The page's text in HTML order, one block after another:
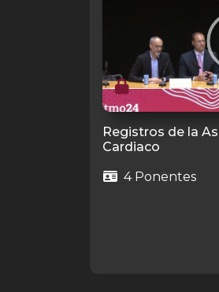
Registros de la
Cardiaco
4 Ponentes